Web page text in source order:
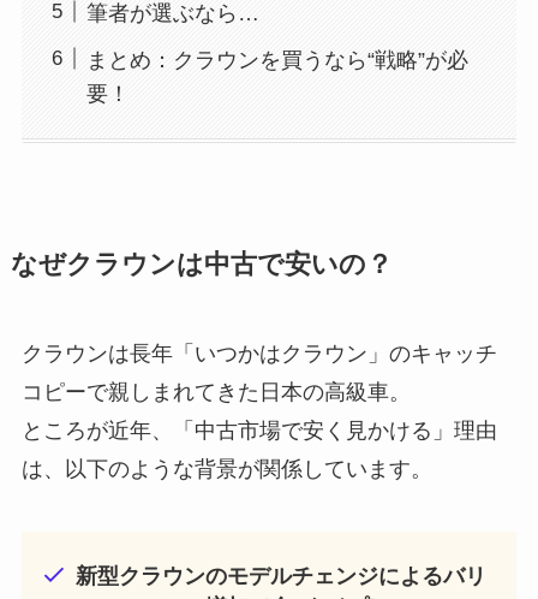
筆者が選ぶなら…
まとめ：クラウンを買うなら“戦略”が必
要！
なぜクラウンは中古で安いの？
クラウンは長年「いつかはクラウン」のキャッチ
コピーで親しまれてきた日本の高級車。
ところが近年、「中古市場で安く見かける」理由
は、以下のような背景が関係しています。
新型クラウンのモデルチェンジによるバリ